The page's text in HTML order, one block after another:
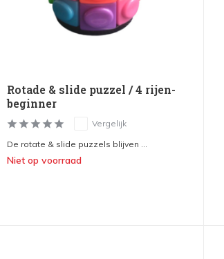
Rotade & slide puzzel / 4 rijen-
beginner
Vergelijk
De rotate & slide puzzels blijven ...
Niet op voorraad